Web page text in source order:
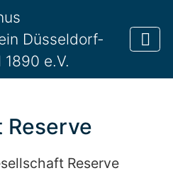
Düsseldorf-
e.V.
Reserve
Reserve